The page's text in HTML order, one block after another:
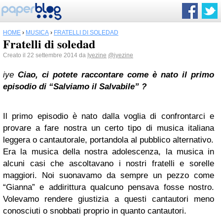
HOME › MUSICA › FRATELLI DI SOLEDAD
Fratelli di soledad
Creato il 22 settembre 2014 da Iyezine @iyezine
iye Ciao, ci potete raccontare come è nato il primo
episodio di “Salviamo il Salvabile” ?
Il primo episodio è nato dalla voglia di confrontarci e
provare a fare nostra un certo tipo di musica italiana
leggera o cantautorale, portandola al pubblico alternativo.
Era la musica della nostra adolescenza, la musica in
alcuni casi che ascoltavano i nostri fratelli e sorelle
maggiori. Noi suonavamo da sempre un pezzo come
“Gianna” e addirittura qualcuno pensava fosse nostro.
Volevamo rendere giustizia a questi cantautori meno
conosciuti o snobbati proprio in quanto cantautori.